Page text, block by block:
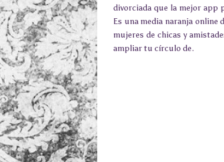
divorciada que la mejor app
Es una media naranja online
mujeres de chicas y
ampliar tu círculo de.